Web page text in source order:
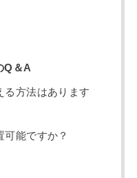
Q＆A
る方法はあります
能ですか？